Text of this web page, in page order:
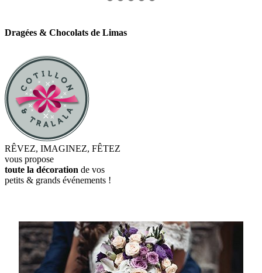
Dragées & Chocolats de Limas
RÊVEZ, IMAGINEZ, FÊTEZ
vous propose
toute la décoration de vos
petits & grands événements !